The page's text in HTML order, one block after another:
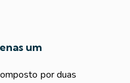
um
por duas